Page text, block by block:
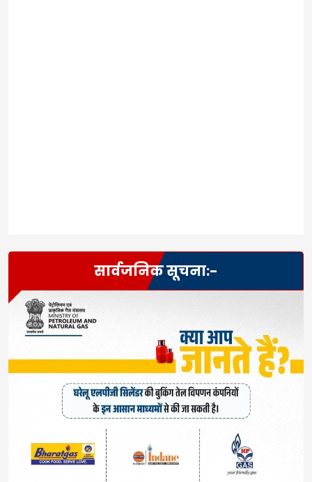
Leave a Reply
Your email address will not be published.Required
सार्वजनिक सूचना:-